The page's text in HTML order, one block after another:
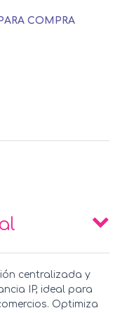
COMPRA
centralizada y
IP, ideal para
Optimiza